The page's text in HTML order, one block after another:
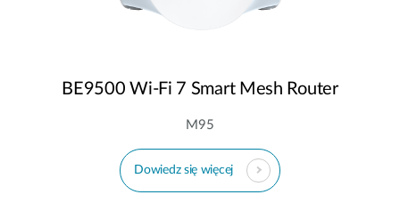
BE9500 Wi-Fi 7 Smart Mesh Router
M95
Dowiedz się więcej